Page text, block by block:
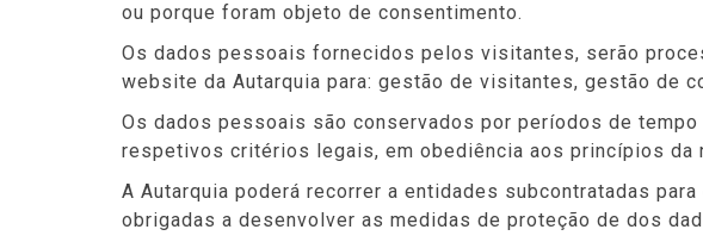
ou porque foram objeto de consentimento.
Os dados pessoais fornecidos pelos visitantes, serão
website da Autarquia para: gestão de visitantes, gestão de
Os dados pessoais são conservados por períodos de
respetivos critérios legais, em obediência aos princípios da
A Autarquia poderá recorrer a entidades subcontratadas
obrigadas a desenvolver as medidas de proteção de dos